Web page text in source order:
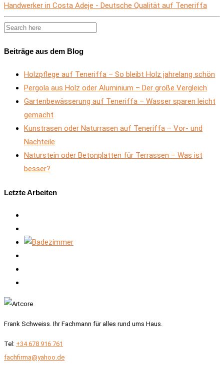
Handwerker in Costa Adeje - Deutsche Qualität auf Teneriffa
Beiträge aus dem Blog
Holzpflege auf Teneriffa – So bleibt Holz jahrelang schön
Pergola aus Holz oder Aluminium – Der große Vergleich
Gartenbewässerung auf Teneriffa – Wasser sparen leicht
gemacht
Kunstrasen oder Naturrasen auf Teneriffa – Vor- und
Nachteile
Naturstein oder Betonplatten für Terrassen – Was ist
besser?
Letzte Arbeiten
Frank Schweiss. Ihr Fachmann für alles rund ums Haus.
Tel: +34 678 916 761
fachfirma@yahoo.de